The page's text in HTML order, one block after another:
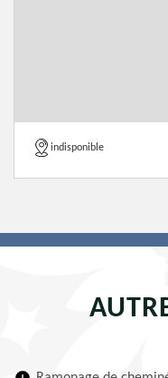
indisponible